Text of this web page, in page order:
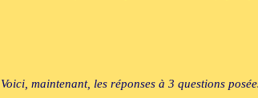
Voici, maintenant, les réponses à 3 questions